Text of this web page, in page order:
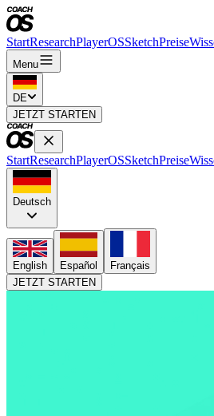
StartResearchPlayerOSSketchPreise
Menu
DE
JETZT STARTEN
StartResearchPlayerOSSketchPreise
Deutsch
English Español
Français
JETZT STARTEN